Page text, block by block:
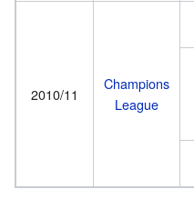
2010/11
Champions
League